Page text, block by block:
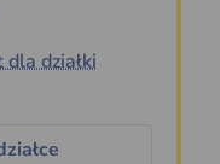
działki